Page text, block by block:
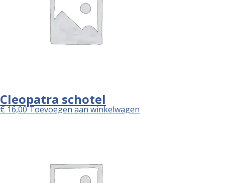
Cleopatra schotel
€16,00 Toevoegen aan winkelwagen